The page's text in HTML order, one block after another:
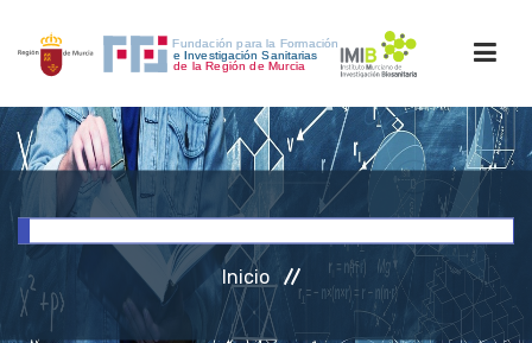
INICIO
INVESTIGACIÓN
Inicio